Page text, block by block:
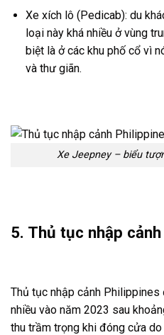
Xe xích lô (Pedicab): du
loại này khá nhiều ở vùng
biệt là ở các khu phố cổ vì
và thư giãn.
Xe Jeepney – biểu
5. Thủ tục nhập
Thủ tục nhập cảnh
nhiều vào năm 2023 sau
thu trầm trọng khi đóng cửa do